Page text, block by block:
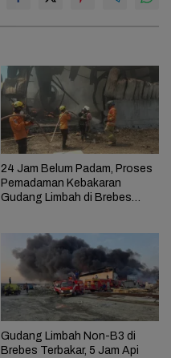
24 Jam Belum Padam, Proses
Pemadaman Kebakaran
Gudang Limbah di Brebes
Gudang Limbah Non-B3 di
Brebes Terbakar, 5 Jam Api